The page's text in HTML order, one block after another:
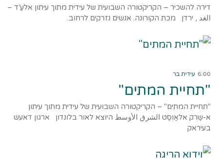
דירה להשכיר – הקריקטורה השבועית של עידית מתוך עיתון אלעַ'ד –
الغد , ירדן מכת הקורונה. אנשים נזרקים לרחוב.
6:00 עידית בר
"תחיית המתים"
"תחיית המתים" – הקריקטורה השבועית של עידית מתוך עיתון
א-שַרְק אלאַוְסַט الشرق الأوسط היוצא לאור בלונדון ארגון דאעש
בעיראק